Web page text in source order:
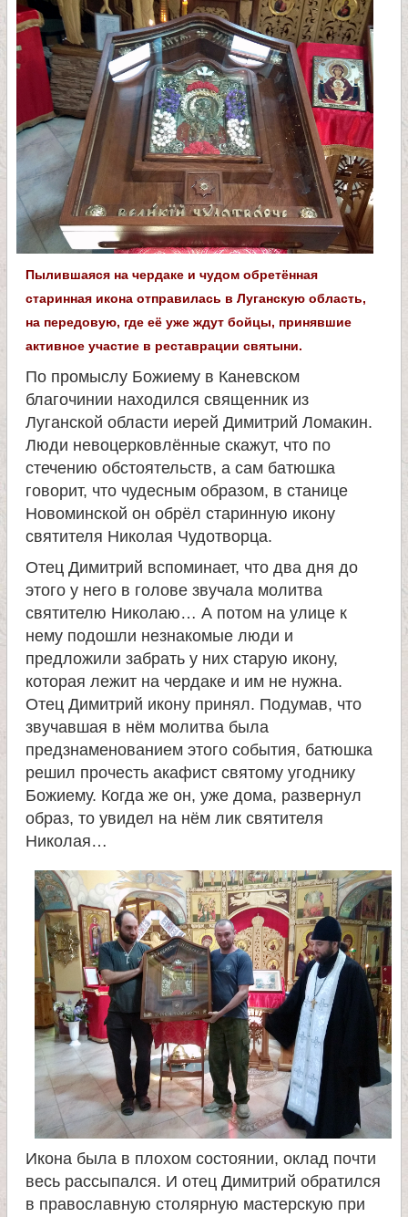
и
о
м
у
ч
е
н
и
к
а
и
ц
л
и
Пылившаяся на чердаке и чудом обретённая
старинная икона отправилась в Луганскую область,
на передовую, где её уже ждут бойцы, принявшие
активное участие в реставрации святыни.
По промыслу Божиему в Каневском
благочинии находился священник из
Луганской области иерей Димитрий Ломакин.
Люди невоцерковлённые скажут, что по
стечению обстоятельств, а сам батюшка
говорит, что чудесным образом, в станице
Новоминской он обрёл старинную икону
святителя Николая Чудотворца.
Отец Димитрий вспоминает, что два дня до
этого у него в голове звучала молитва
святителю Николаю… А потом на улице к
нему подошли незнакомые люди и
предложили забрать у них старую икону,
которая лежит на чердаке и им не нужна.
Отец Димитрий икону принял. Подумав, что
звучавшая в нём молитва была
предзнаменованием этого события, батюшка
решил прочесть акафист святому угоднику
Божиему. Когда же он, уже дома, развернул
образ, то увидел на нём лик святителя
Николая…
Икона была в плохом состоянии, оклад почти
весь рассыпался. И отец Димитрий обратился
в православную столярную мастерскую при